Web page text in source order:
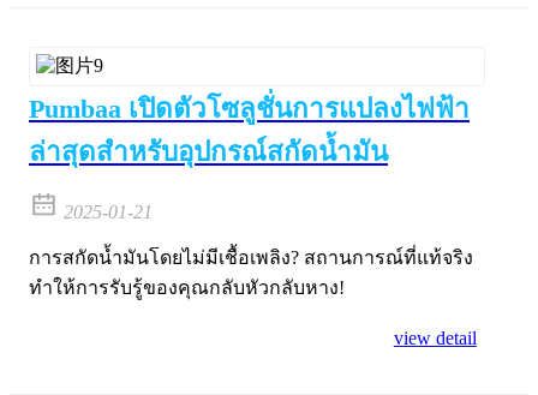
Pumbaa เปิดตัวโซลูชั่นการแปลงไฟฟ้า
ล่าสุดสำหรับอุปกรณ์สกัดน้ำมัน
2025-01-21
การสกัดน้ำมันโดยไม่มีเชื้อเพลิง? สถานการณ์ที่แท้จริง
ทำให้การรับรู้ของคุณกลับหัวกลับหาง!
view detail